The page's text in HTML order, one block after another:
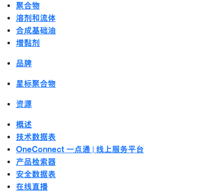
聚合物
溶剂和流体
合成基础油
增黏剂
品牌
星标聚合物
资源
概述
技术数据表
OneConnect 一点通 | 线上服务平台
产品检索器
安全数据表
在线直播